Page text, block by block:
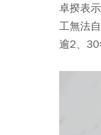
卓揆表
工無法
逾2、30